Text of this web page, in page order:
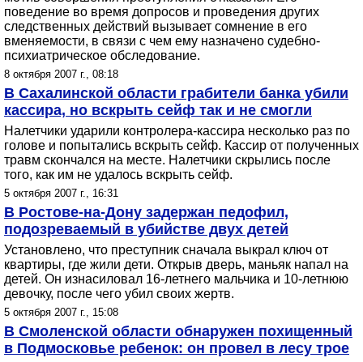
поведение во время допросов и проведения других
следственных действий вызывает сомнение в его
вменяемости, в связи с чем ему назначено судебно-
психиатрическое обследование.
8 октября 2007 г., 08:18
В Сахалинской области грабители банка убили
кассира, но вскрыть сейф так и не смогли
Налетчики ударили контролера-кассира несколько раз по
голове и попытались вскрыть сейф. Кассир от полученных
травм скончался на месте. Налетчики скрылись после
того, как им не удалось вскрыть сейф.
5 октября 2007 г., 16:31
В Ростове-на-Дону задержан педофил,
подозреваемый в убийстве двух детей
Установлено, что преступник сначала выкрал ключ от
квартиры, где жили дети. Открыв дверь, маньяк напал на
детей. Он изнасиловал 16-летнего мальчика и 10-летнюю
девочку, после чего убил своих жертв.
5 октября 2007 г., 15:08
В Смоленской области обнаружен похищенный
в Подмосковье ребенок: он провел в лесу трое